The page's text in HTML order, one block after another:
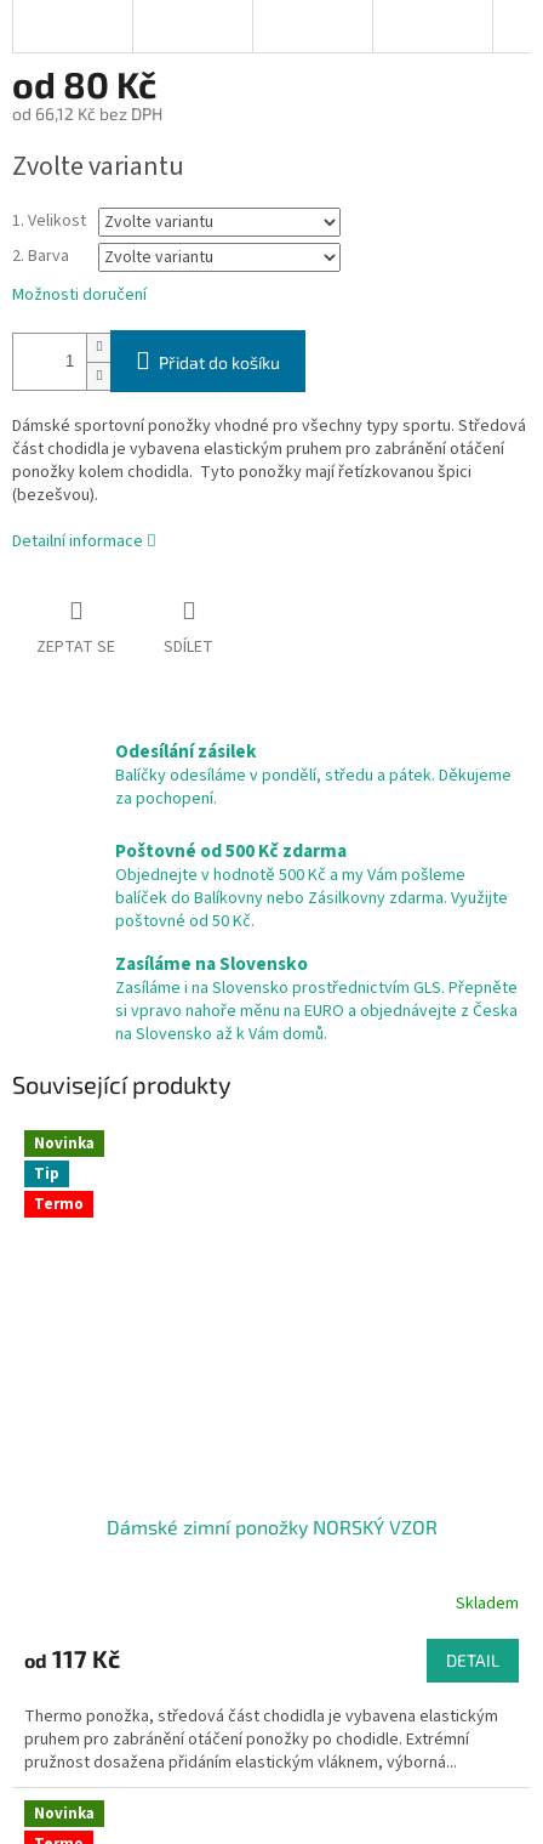
od 80 Kč
od 66,12 Kč bez DPH
cena:
Zvolte variantu
1. Velikost
2. Barva
Možnosti doručení
Přidat do košíku
Dámské sportovní ponožky vhodné pro všechny typy sportu. Středová
část chodidla je vybavena elastickým pruhem pro zabránění otáčení
ponožky kolem chodidla. Tyto ponožky mají řetízkovanou špici
(bezešvou).
Detailní informace
ZEPTAT SE SDÍLET
Odesílání zásilek
Balíčky odesíláme v pondělí, středu a pátek. Děkujeme
za pochopení.
Poštovné od 500 Kč zdarma
Objednejte v hodnotě 500 Kč a my Vám pošleme
balíček do Balíkovny nebo Zásilkovny zdarma. Využijte
poštovné od 50 Kč.
Zasíláme na Slovensko
Zasíláme i na Slovensko prostřednictvím GLS. Přepněte
si vpravo nahoře měnu na EURO a objednávejte z Česka
na Slovensko až k Vám domů.
Související produkty
Novinka
Tip
Termo
Dámské zimní ponožky NORSKÝ VZOR
Skladem
od 117 Kč DETAIL
Thermo ponožka, středová část chodidla je vybavena elastickým
pruhem pro zabránění otáčení ponožky po chodidle. Extrémní
pružnost dosažena přidáním elastickým vláknem, výborná...
Novinka